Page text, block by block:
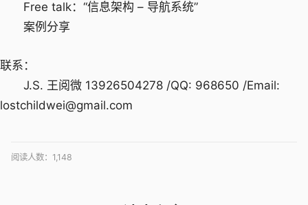
Free talk：“信息架构 – 导航系统”
案例分享
联系：
J.S. 王阅微 13926504278 /QQ: 968650 /Email:
lostchildwei@gmail.com
阅读人数： 1,148